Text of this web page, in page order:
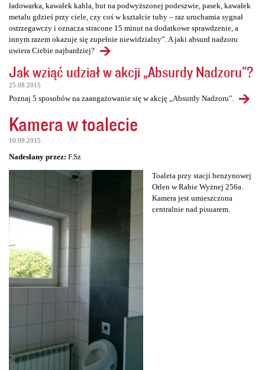
ładowarka, kawałek kabla, but na podwyższonej podeszwie, pasek, kawałek
metalu gdzieś przy ciele, czy coś w kształcie tuby – raz uruchamia sygnał
ostrzegawczy i oznacza stracone 15 minut na dodatkowe sprawdzenie, a
innym razem okazuje się zupełnie niewidzialny”. A jaki absurd nadzoru
uwiera Ciebie najbardziej?
Jak wziąć udział w akcji „Absurdy Nadzoru"?
25.08.2015
Poznaj 5 sposobów na zaangażowanie się w akcję „Absurdy Nadzoru".
Kamera w toalecie
10.09.2015
Nadesłany przez: F.Sz
Toaleta przy stacji benzynowej
Orlen w Rabie Wyżnej 256a.
Kamera jest umieszczona
centralnie nad pisuarem.